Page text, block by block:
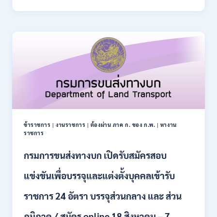
21
2569
ปฏิรูป
เพื่อ
เกษตรกรรม
เปิด
สมัคร
บุคคล
เพื่อ
เป็น
กอง
อัตรา
ปวส.
ป.ตรี
สาขา
ข้าราชการ |งานราชการ | ต้องผ่าน ภาค ก. ของ ก.พ. | หางาน
ราชการ
กรมการขนส่งทางบก เปิดรับสมัครสอบ
แข่งขันเพื่อบรรจุและแต่งตั้งบุคคลเข้ารับ
ราชการ 24 อัตรา บรรจุส่วนกลาง และ ส่วน